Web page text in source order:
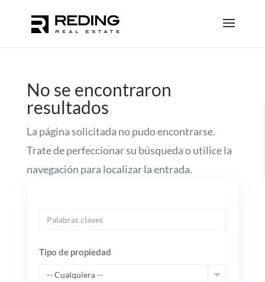
No se encontraron
resultados
La página solicitada no pudo encontrarse.
Trate de perfeccionar su búsqueda o utilice la
navegación para localizar la entrada.
Tipo de propiedad
-- Cualquiera --